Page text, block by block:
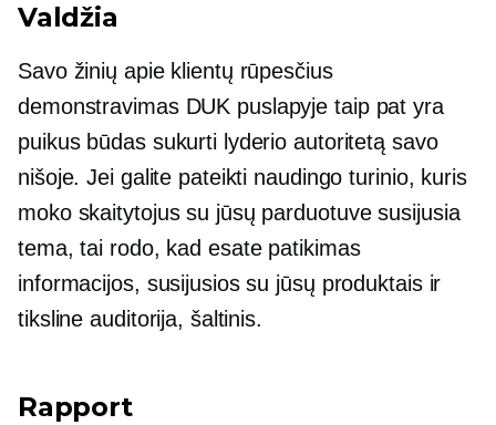
Valdžia
Savo žinių apie klientų rūpesčius
demonstravimas DUK puslapyje taip pat yra
puikus būdas sukurti lyderio autoritetą savo
nišoje. Jei galite pateikti naudingo turinio, kuris
moko skaitytojus su jūsų parduotuve susijusia
tema, tai rodo, kad esate patikimas
informacijos, susijusios su jūsų produktais ir
tiksline auditorija, šaltinis.
Rapport